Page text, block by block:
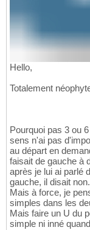
Hello,
Totalement
Pourquoi pas 3 ou
sens n'ai pas
au départ en
faisait de gauche à
après je lui ai parlé
gauche, il disait
Mais à force, je
simples dans les
Mais faire un U du
simple ni inné